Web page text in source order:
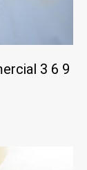
3 6 9